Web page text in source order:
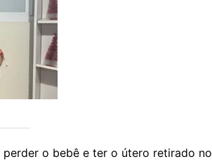
o bebê e ter o útero retirado no